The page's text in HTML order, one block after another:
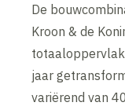
De
Kroon & de
jaar
variërend van